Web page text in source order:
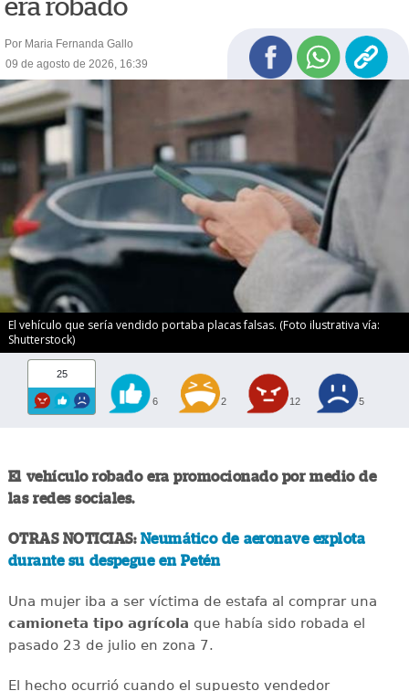
era robado
Por Maria Fernanda Gallo
09 de agosto de 2026, 16:39
El vehículo que sería vendido portaba placas falsas. (Foto ilustrativa vía:
Shutterstock)
25
6 2 12 5
El vehículo robado era promocionado por medio de
las redes sociales.
OTRAS NOTICIAS:Neumático de aeronave explota
durante su despegue en Petén
Una mujer iba a ser víctima de estafa al comprar una
camioneta tipo agrícola que había sido robada el
pasado 23 de julio en zona 7.
El hecho ocurrió cuando el supuesto vendedor